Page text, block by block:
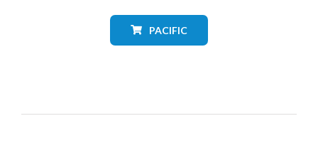
PACIFIC